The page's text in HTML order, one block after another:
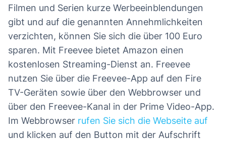
Filmen und Serien kurze Werbeeinblendungen
gibt und auf die genannten Annehmlichkeiten
verzichten, können Sie sich die über 100 Euro
sparen. Mit Freevee bietet Amazon einen
kostenlosen Streaming-Dienst an. Freevee
nutzen Sie über die Freevee-App auf den Fire
TV-Geräten sowie über den Webbrowser und
über den Freevee-Kanal in der Prime Video-App.
Im Webbrowser rufen Sie sich die Webseite auf
und klicken auf den Button mit der Aufschrift